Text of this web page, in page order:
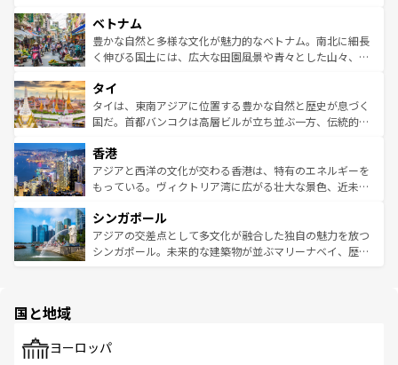
参照してほしい。
容にもいいと評判のスイーツなど、バラエティ豊かな料理
が味わえる。 なお、新着の台湾情報は コンテンツ一覧を参
照してほしい。
き、地方に足を延ばせば四季折々の自然美を楽しむことが
できる。そして、キムチや焼肉、絶品のストリートフード
まで、さまざまな韓国料理が待っている。夜には、韓国な
リティに包まれながら、韓国の多彩な魅力を心ゆくまで味
わってみてほしい。 なお、新着の韓国情報はコンテンツ一
覧を参照してほしい。
ベトナム
豊かな自然と多様な文化が魅力的なベトナム。南北に細長
く伸びる国土には、広大な田園風景や青々とした山々、世
急速な発展と共に伝統が息づく。ハノイの古い町並みやホ
ーチミン市のフランス統治時代の建物も、独特の雰囲気を
醸し出している。また、バラエティの豊かさとおいしさで
とつ。フォーやバインミー、ベトナムコーヒーなどは、ぜ
ひ現地で味わいたい。どの地域を訪れてもあたたかい人々
が旅行者を迎えてくれるので、きっと忘れられない旅にな
参照してほしい。
タイ
タイは、東南アジアに位置する豊かな自然と歴史が息づく
国だ。首都バンコクは高層ビルが立ち並ぶ一方、伝統的な
の活気が交差している。北部ではチェンマイなどの山岳地
帯で自然と触れ合い、南部ではプーケットやクラビの美し
いビーチでリゾート気分を楽しむことができる。タイ料理
激する。気候は一年中温暖で、どの季節にも異なる楽しみ
が待っている。親しみやすいタイの人々、仏教を中心とし
た文化、そして多様な観光資源が、訪れる旅人を魅了し続
香港
アジアと西洋の文化が交わる香港は、特有のエネルギーを
もっている。ヴィクトリア湾に広がる壮大な景色、近未来
み、どこを訪れても感動するはず。観光スポットが密集し
ており、効率よく見どころを回れるのも魅力。息をのむよ
うな絶景から文化的な体験まで、香港を存分に楽しみ尽く
シンガポール
アジアの交差点として多文化が融合した独自の魅力を放つ
シンガポール。未来的な建築物が並ぶマリーナベイ、歴史
で、ホーカーズは地元の風情を楽しめる外せないスポット
国と地域
ヨーロッパ